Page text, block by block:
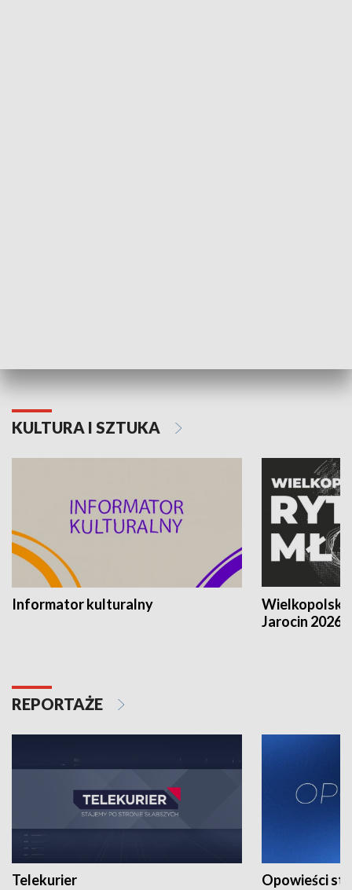
KULTURA I SZTUKA
Informator kulturalny
Jarocin 2026
REPORTAŻE
Telekurier Opowieści